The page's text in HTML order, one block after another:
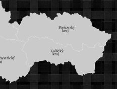
Košický
kraj
Prešovský
kraj